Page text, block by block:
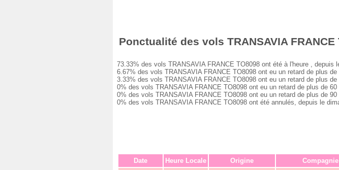
Ponctualité des vols TRANSAVIA
73.33% des vols TRANSAVIA FRANCE TO8098 ont été à l'heure , depuis
6.67% des vols TRANSAVIA FRANCE TO8098 ont eu un retard de plus
3.33% des vols TRANSAVIA FRANCE TO8098 ont eu un retard de plus
0% des vols TRANSAVIA FRANCE TO8098 ont eu un retard de plus de
0% des vols TRANSAVIA FRANCE TO8098 ont eu un retard de plus de
0% des vols TRANSAVIA FRANCE TO8098 ont été annulés, depuis le
Date Heure Locale Origine Compagnie